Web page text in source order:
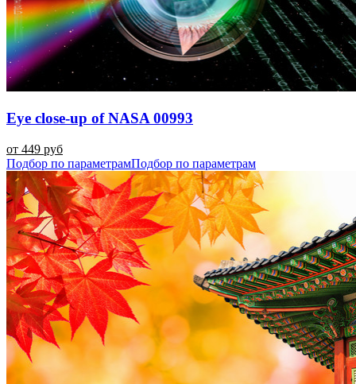
Eye close-up of NASA 00993
от 449 руб
Подбор по параметрамПодбор по параметрам